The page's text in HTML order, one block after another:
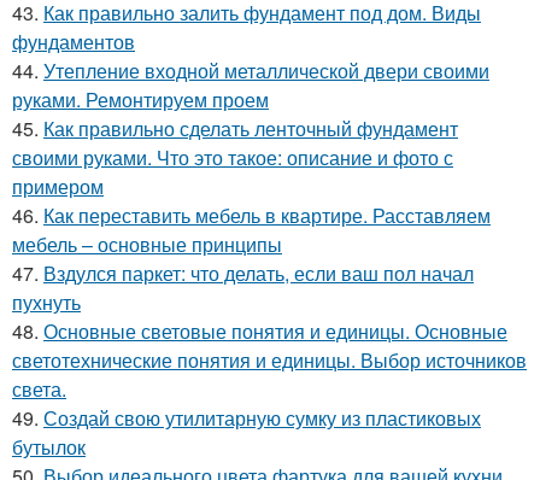
43. Как правильно залить фундамент под дом. Виды
фундаментов
44. Утепление входной металлической двери своими
руками. Ремонтируем проем
45. Как правильно сделать ленточный фундамент
своими руками. Что это такое: описание и фото с
примером
46. Как переставить мебель в квартире. Расставляем
мебель – основные принципы
47. Вздулся паркет: что делать, если ваш пол начал
пухнуть
48. Основные световые понятия и единицы. Основные
светотехнические понятия и единицы. Выбор источников
света.
49. Создай свою утилитарную сумку из пластиковых
бутылок